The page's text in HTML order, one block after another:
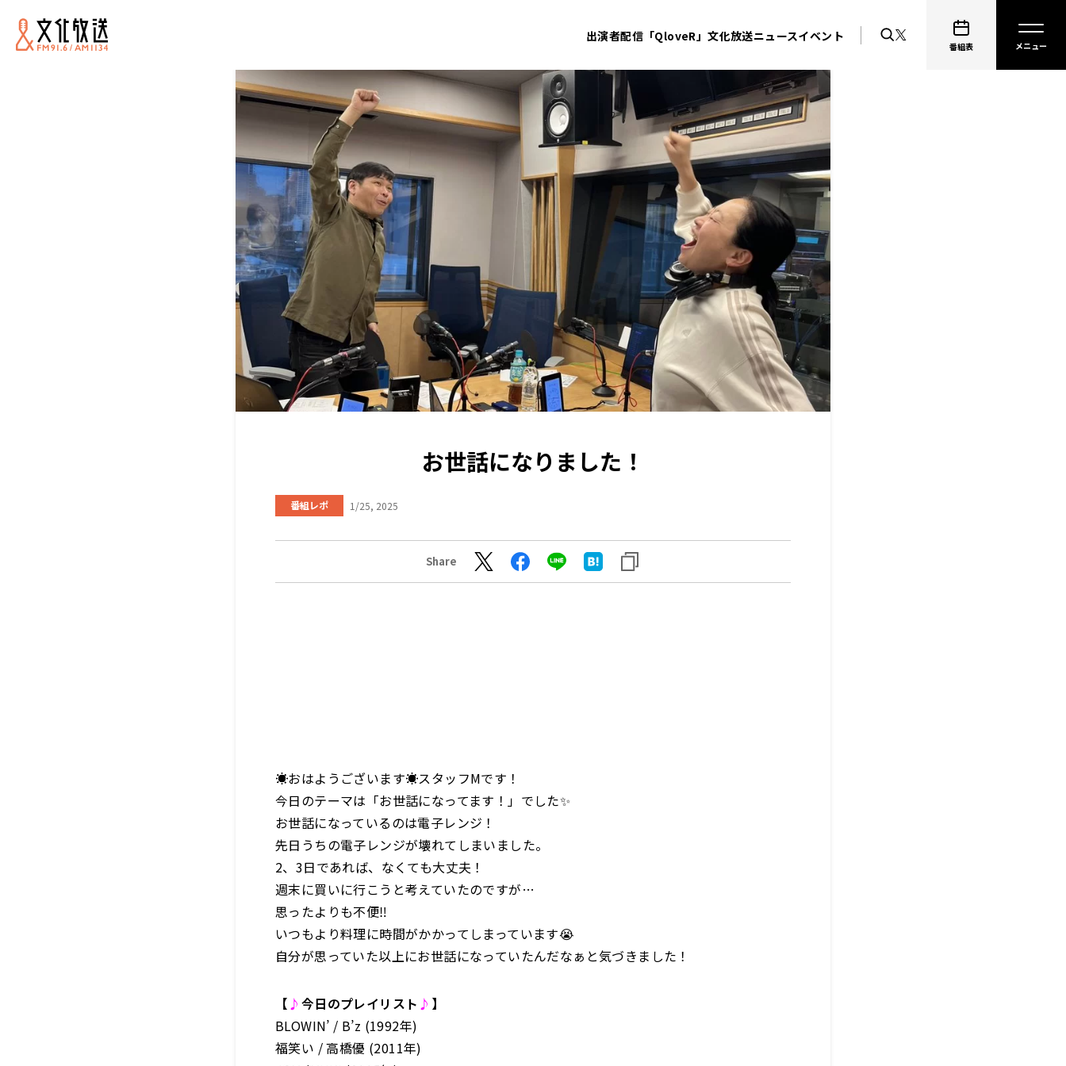
出演者配信「QloveR」文化放送ニュースイベント
番組表
お世話になりました！
番組レポ 1/25, 2025
Share
☀️おはようございます☀️スタッフMです！
今日のテーマは「お世話になってます！」でした✨
お世話になっているのは電子レンジ！
先日うちの電子レンジが壊れてしまいました。
2、3日であれば、なくても大丈夫！
週末に買いに行こうと考えていたのですが…
思ったよりも不便‼
いつもより料理に時間がかかってしまっています😭
自分が思っていた以上にお世話になっていたんだなぁと気づきました！
【 ♪ 今日のプレイリスト ♪ 】
BLOWIN’ / B’z (1992年)
福笑い / 高橋優 (2011年)